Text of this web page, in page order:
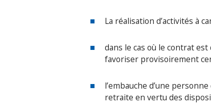
La réalisation d’activités à
dans le cas où le contrat
favoriser provisoirement
l’embauche d’une
retraite en vertu des